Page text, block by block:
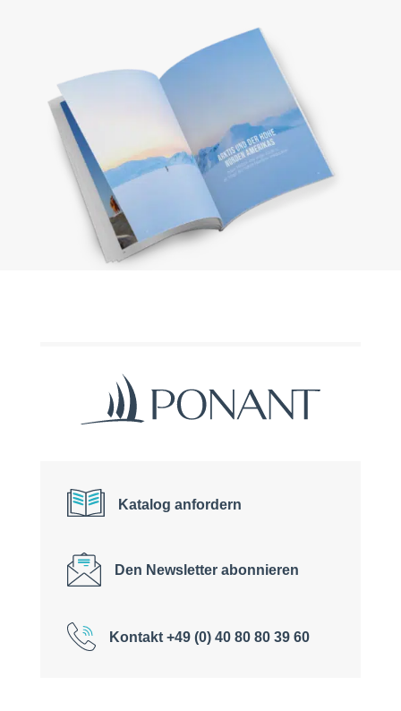
Katalog anfordern
Den Newsletter abonnieren
Kontakt +49 (0) 40 80 80 39 60